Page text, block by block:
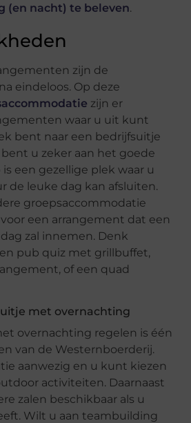
(en nacht) te beleven.
zijn de
eindeloos. Op deze
zijn er
waar u uit kunt
bent naar een bedrijfsuitje
u zeker aan het goede
een gezellige plek waar u
de leuke dag kan afsluiten.
groepsaccommodatie
een arrangement dat een
zal innemen. Denk
pub quiz met grillbuffet,
of een quad
met overnachting
overnachting regelen is één
van de Westernboerderij.
aanwezig en u kunt kiezen
activiteiten. Daarnaast
zalen beschikbaar als u
Wilt u aan teambuilding